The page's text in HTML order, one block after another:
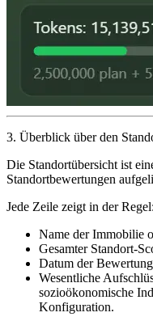
3. Überblick über den
Die Standortübersicht ist
Standortbewertungen
Jede Zeile zeigt in der Regel:
Name der Immobilie
Gesamter Standort-
Datum der
Wesentliche
sozioökonomische
Konfiguration.